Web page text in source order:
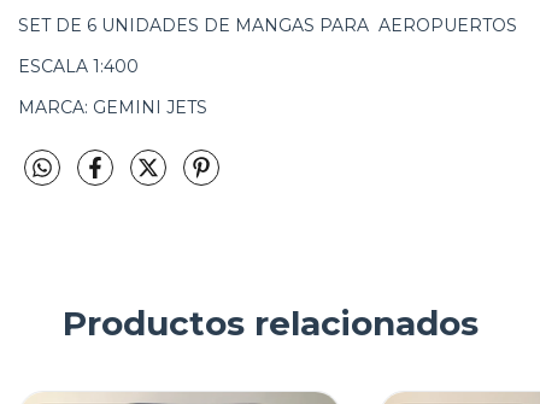
SET DE 6 UNIDADES DE MANGAS PARA AEROPUERTOS
ESCALA 1:400
MARCA: GEMINI JETS
Productos relacionados